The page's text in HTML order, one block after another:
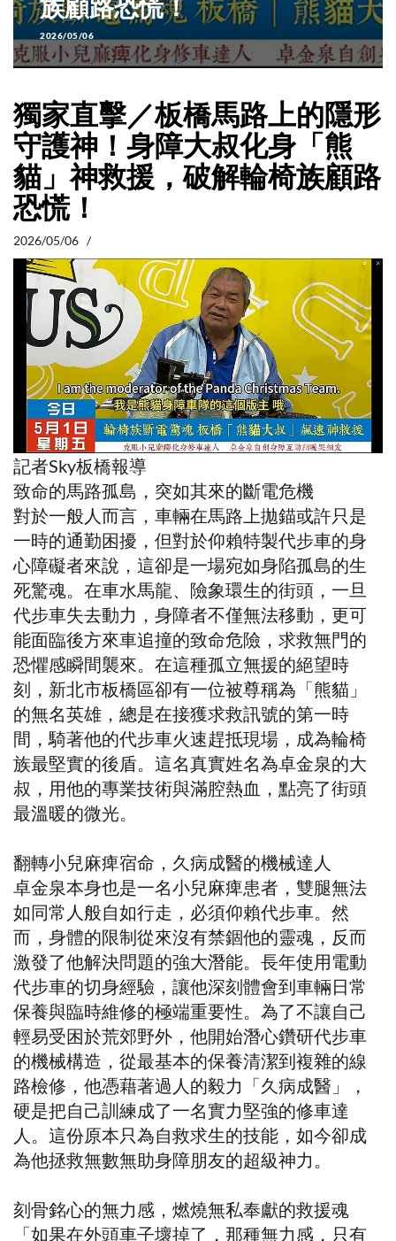
族顧路恐慌！
2026/05/06
獨家直擊／板橋馬路上的隱形
守護神！身障大叔化身「熊
貓」神救援，破解輪椅族顧路
恐慌！
2026/05/06 /
記者Sky板橋報導
致命的馬路孤島，突如其來的斷電危機
對於一般人而言，車輛在馬路上拋錨或許只是
一時的通勤困擾，但對於仰賴特製代步車的身
心障礙者來說，這卻是一場宛如身陷孤島的生
死驚魂。在車水馬龍、險象環生的街頭，一旦
代步車失去動力，身障者不僅無法移動，更可
能面臨後方來車追撞的致命危險，求救無門的
恐懼感瞬間襲來。在這種孤立無援的絕望時
刻，新北市板橋區卻有一位被尊稱為「熊貓」
的無名英雄，總是在接獲求救訊號的第一時
間，騎著他的代步車火速趕抵現場，成為輪椅
族最堅實的後盾。這名真實姓名為卓金泉的大
叔，用他的專業技術與滿腔熱血，點亮了街頭
最溫暖的微光。
翻轉小兒麻痺宿命，久病成醫的機械達人
卓金泉本身也是一名小兒麻痺患者，雙腿無法
如同常人般自如行走，必須仰賴代步車。然
而，身體的限制從來沒有禁錮他的靈魂，反而
激發了他解決問題的強大潛能。長年使用電動
代步車的切身經驗，讓他深刻體會到車輛日常
保養與臨時維修的極端重要性。為了不讓自己
輕易受困於荒郊野外，他開始潛心鑽研代步車
的機械構造，從最基本的保養清潔到複雜的線
路檢修，他憑藉著過人的毅力「久病成醫」，
硬是把自己訓練成了一名實力堅強的修車達
人。這份原本只為自救求生的技能，如今卻成
為他拯救無數無助身障朋友的超級神力。
刻骨銘心的無力感，燃燒無私奉獻的救援魂
「如果在外頭車子壞掉了，那種無力感，只有